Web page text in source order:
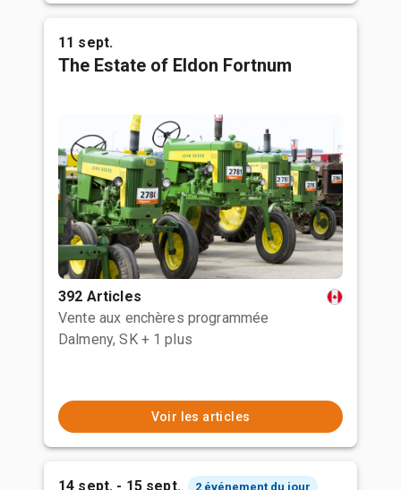
11 sept.
The Estate of Eldon Fortnum
392 Articles
Vente aux enchères programmée
Dalmeny, SK + 1 plus
Voir les articles
14 sept. - 15 sept. 2 événement du jour